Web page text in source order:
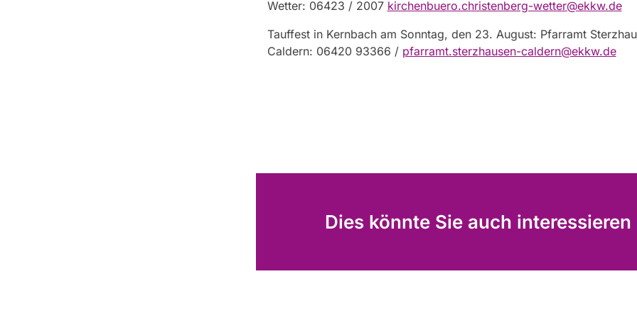
Wetter: 06423 / 2007 kirchenbuero.christenberg-wetter@ekkw.de
Tauffest in Kernbach am Sonntag, den 23. August: Pfarramt
Caldern: 06420 93366 / pfarramt.sterzhausen-caldern@ekkw.de
Dies könnte Sie auch interessieren